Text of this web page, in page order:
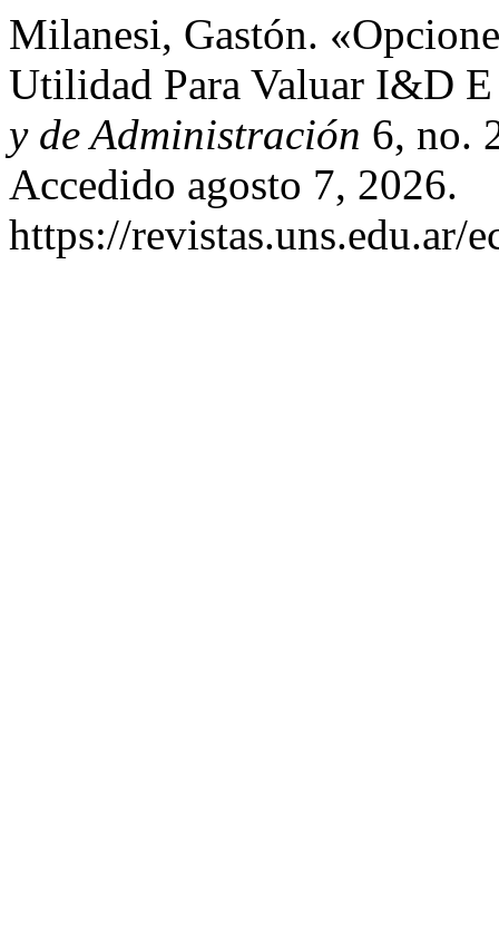
Milanesi, Gastón.
Utilidad Para Valuar I&D
y de Administración 6, no.
Accedido agosto 7, 2026.
https://revistas.uns.edu.ar/